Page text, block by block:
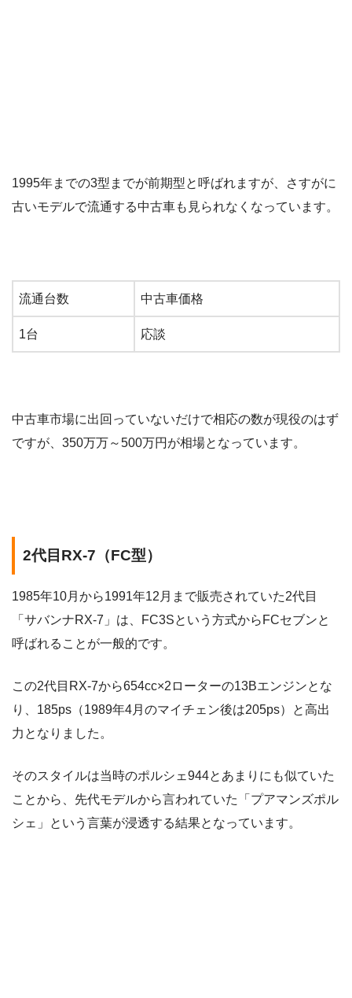
1995年までの3型までが前期型と呼ばれますが、さすがに
古いモデルで流通する中古車も見られなくなっています。
流通台数 中古車価格
1台 応談
中古車市場に出回っていないだけで相応の数が現役のはず
ですが、350万万～500万円が相場となっています。
2代目RX-7（FC型）
1985年10月から1991年12月まで販売されていた2代目
「サバンナRX-7」は、FC3Sという方式からFCセブンと
呼ばれることが一般的です。
この2代目RX-7から654cc×2ローターの13Bエンジンとな
り、185ps（1989年4月のマイチェン後は205ps）と高出
力となりました。
そのスタイルは当時のポルシェ944とあまりにも似ていた
ことから、先代モデルから言われていた「プアマンズポル
シェ」という言葉が浸透する結果となっています。